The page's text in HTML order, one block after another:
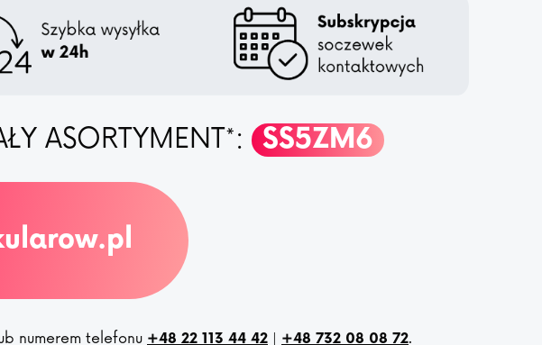
ASORTYMENT*: SS5ZM6
numerem telefonu +48 22 113 44 42 | +48 732 08 08 72.